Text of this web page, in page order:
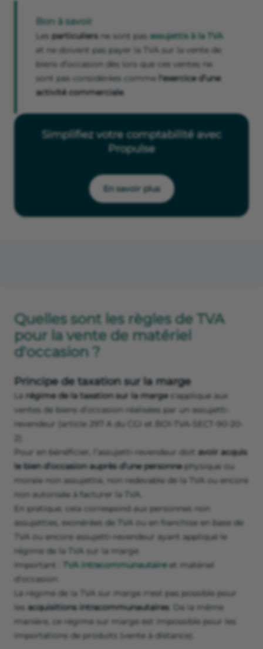
Bon à savoir
Les particuliers ne sont pas assujettis à la TVA
et ne doivent pas payer la TVA sur la vente de
biens d’occasion dès lors que ces ventes ne
sont pas considérées comme l'exercice d’une
activité commerciale.
Simplifiez votre comptabilité avec
Propulse
En savoir plus
Quelles sont les règles de TVA
pour la vente de matériel
d'occasion ?
Principe de taxation sur la marge
Le régime de la taxation sur la marge s'applique aux
ventes de biens d’occasion réalisées par un assujetti-
revendeur (article 297 A du CGI et BOI-TVA-SECT-90-20-
Pour en bénéficier, l’assujetti-revendeur doit avoir acquis
le bien d’occasion auprès d’une personnephysique ou
morale non assujettie, non redevable de la TVA ou encore
non autorisée à facturer la TVA.
En pratique, cela correspond aux personnes non
assujetties, exonérées de TVA ou en franchise en base de
TVA ou encore assujetti-revendeur ayant appliqué le
régime de la TVA sur la marge.
Important :
TVA intracommunautaireet matériel
d'occasion
Le régime de la TVA sur marge n’est pas possible pour
les acquisitions intracommunautaires. De la même
manière, ce régime sur marge est impossible pour les
importations de produits (vente à distance).